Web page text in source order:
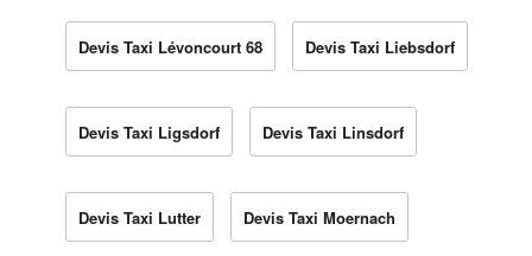
Devis Taxi Lévoncourt 68 Devis Taxi Liebsdorf
Devis Taxi Ligsdorf Devis Taxi Linsdorf
Devis Taxi Lutter Devis Taxi Moernach